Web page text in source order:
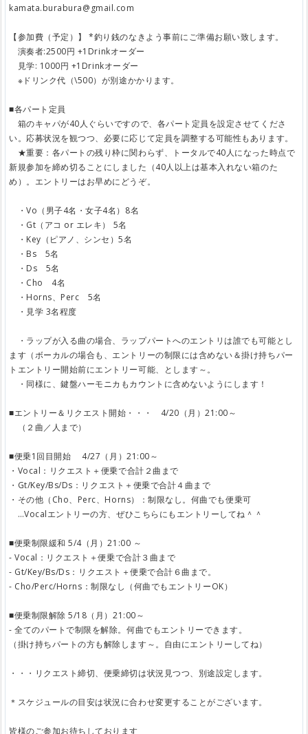
kamata.burabura@gmail.com
【参加費（予定）】 *釣り銭のなきよう事前にご準備お願い致します。
演奏者:2500円 +1Drinkオーダー
見学: 1000円 +1Drinkオーダー
※ドリンク代（\500）が別途かかります。
■各パート定員
箱のキャパが40人ぐらいですので、各パート定員を設定させてくださ
い。応募状況を観つつ、必要に応じて定員を調整する可能性もあります。
★重要：各パートの残り枠に関わらず、トータルで40人になった時点で
新規参加を締め切ることにしました（40人以上は基本入れない箱のた
め）。エントリーはお早めにどうぞ。
・Vo（男子4名・女子4名）8名
・Gt（アコ or エレキ） 5名
・Key（ピアノ、シンセ）5名
・Bs 5名
・Ds 5名
・Cho 4名
・Horns、Perc 5名
・見学 3名程度
・ラップが入る曲の場合、ラップパートへのエントリは誰でも可能とし
ます（ボーカルの場合も、エントリーの制限には含めない＆掛け持ちパー
トエントリー開始前にエントリー可能、とします～。
・同様に、鍵盤ハーモニカもカウントに含めないようにします！
■エントリー＆リクエスト開始・・・ 4/20（月）21:00～
（２曲／人まで）
■便乗1回目開始 4/27（月）21:00～
・Vocal：リクエスト＋便乗で合計２曲まで
・Gt/Key/Bs/Ds：リクエスト＋便乗で合計４曲まで
・その他（Cho、Perc、Horns）：制限なし。何曲でも便乗可
…Vocalエントリーの方、ぜひこちらにもエントリーしてね＾＾
■便乗制限緩和 5/4（月）21:00 ～
- Vocal：リクエスト＋便乗で合計３曲まで
- Gt/Key/Bs/Ds：リクエスト＋便乗で合計６曲まで。
- Cho/Perc/Horns：制限なし（何曲でもエントリーOK）
■便乗制限解除 5/18（月）21:00～
- 全てのパートで制限を解除。何曲でもエントリーできます。
（掛け持ちパートの方も解除します～。自由にエントリーしてね）
・・・リクエスト締切、便乗締切は状況見つつ、別途設定します。
＊スケジュールの目安は状況に合わせ変更することがございます。
皆様のご参加お待ちしております